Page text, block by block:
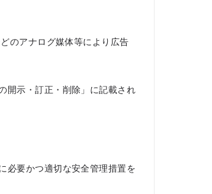
のアナログ媒体等により広告
開示・訂正・削除」に記載され
必要かつ適切な安全管理措置を